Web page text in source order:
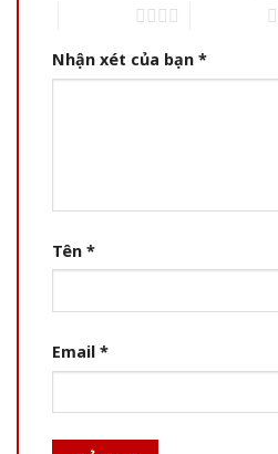
Nhận xét của bạn *
Tên *
Email *